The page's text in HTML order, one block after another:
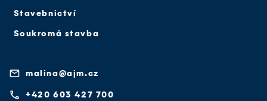
Stavebnictví
Soukromá stavba
email malina@ajm.cz
phone +420 603 427 700